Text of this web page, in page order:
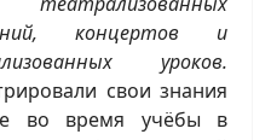
концертов и
уроков.
свои знания
во время учёбы в